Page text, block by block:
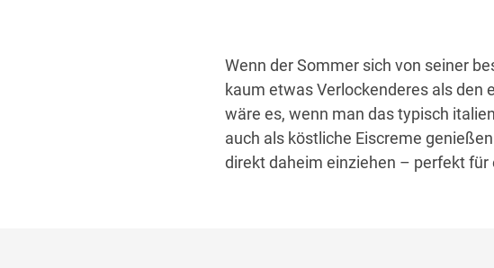
Wenn der Sommer sich von seiner
kaum etwas Verlockenderes als den
wäre es, wenn man das typisch
auch als köstliche Eiscreme
direkt daheim einziehen – perfekt